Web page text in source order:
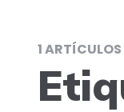
1 ARTÍCULOS